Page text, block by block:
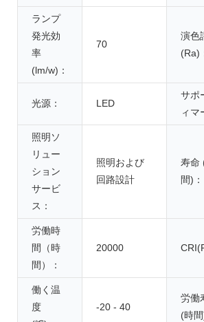
ランプ
発光効
率
(lm/w)：
70
演色
(Ra)
光源： LED
サポ
ィマ
照明ソ
リュー
ション
サービ
ス：
照明および
回路設計
寿命
間)：
労働時
間（時
間）：
20000
働く温
度
-20 - 40
労働
(時間